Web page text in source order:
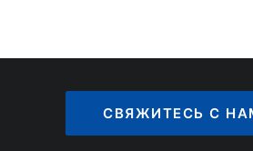
СВЯЖИТЕСЬ С